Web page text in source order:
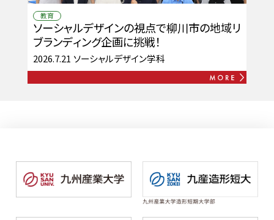
教育
ソーシャルデザインの視点で柳川市の地域リ
ブランディング企画に挑戦！
2026.7.21 ソーシャルデザイン学科